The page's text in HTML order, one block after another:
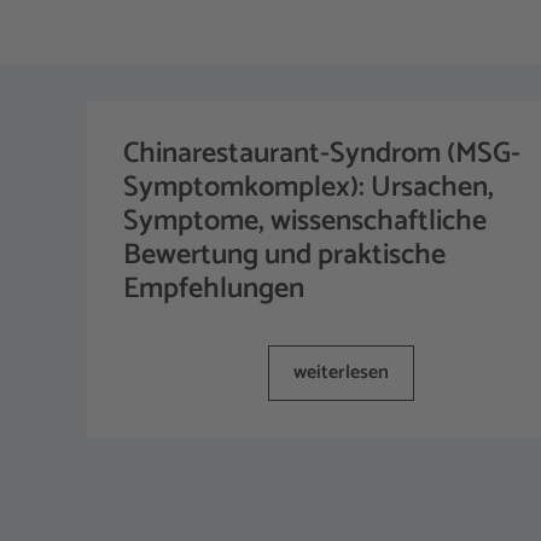
Chinarestaurant-Syndrom (MSG-
Symptomkomplex): Ursachen,
Symptome, wissenschaftliche
Bewertung und praktische
Empfehlungen
weiterlesen